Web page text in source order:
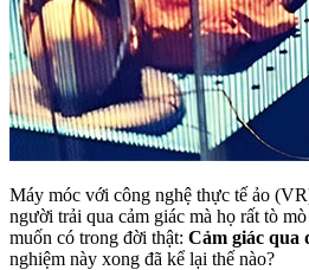
Máy móc với công nghệ thực tế ảo
người trải qua cảm giác mà họ rất tò
muốn có trong đời thật: Cảm giác qua
nghiệm này xong đã kể lại thế nào?